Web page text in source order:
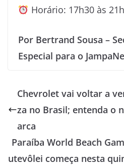
Horário: 17h30 às 21h
Por Bertrand Sousa –
Especial para o
Chevrolet vai voltar a
za no Brasil; entenda o
arca
Paraíba World Beach
utevôlei começa nesta